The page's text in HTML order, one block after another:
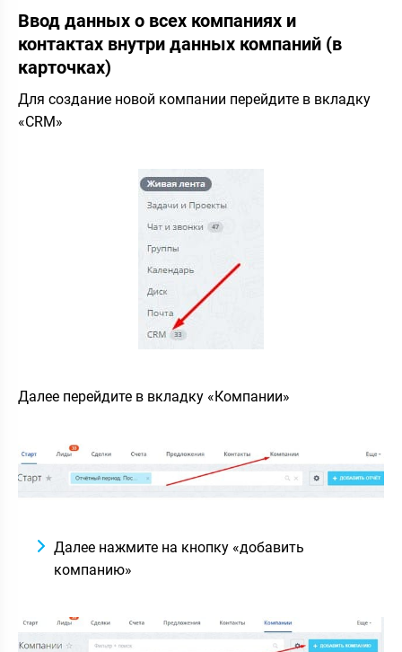
Ввод данных о всех компаниях и
контактах внутри данных компаний (в
карточках)
Для создание новой компании перейдите в вкладку
«CRM»
Далее перейдите в вкладку «Компании»
Далее нажмите на кнопку «добавить
компанию»